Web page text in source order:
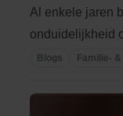
Al enkele jaren
onduidelijkheid
...Blogs Familie-